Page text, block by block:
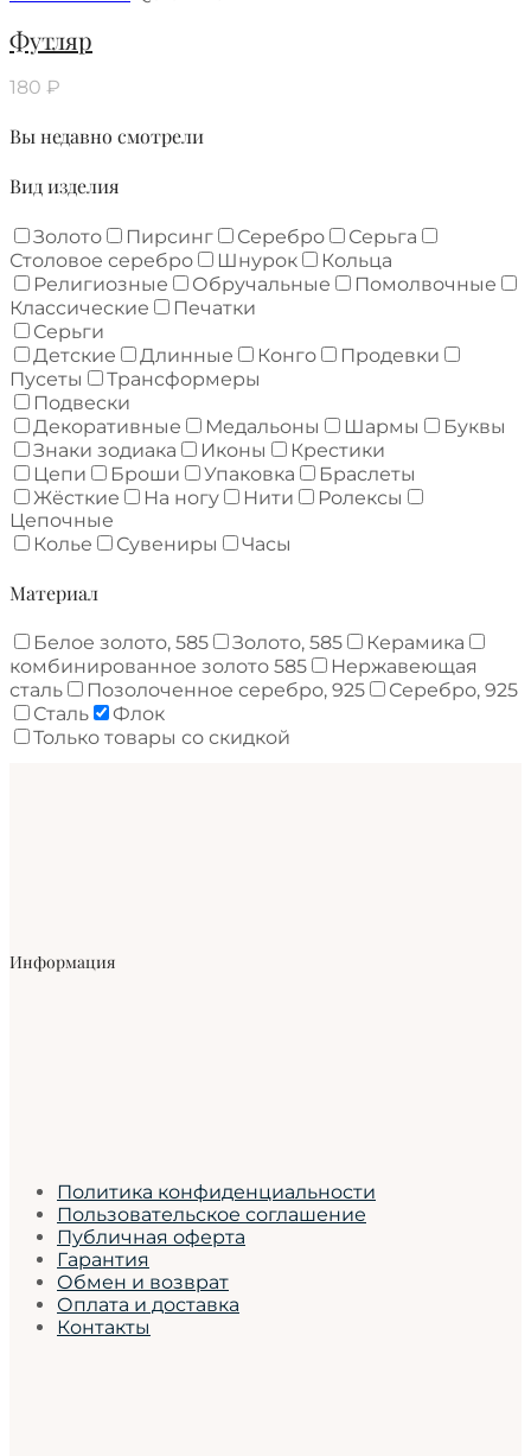
Футляр
180 ₽
Вы недавно смотрели
Вид изделия
Золото Пирсинг Серебро
Серьга
Столовое серебро
Шнурок
Кольца
Религиозные
Обручальные
Помолвочные
Классические
Печатки
Серьги
Детские
Длинные Конго
Продевки
Пусеты
Трансформеры
Подвески
Декоративные
Медальоны Шармы
Буквы
Знаки зодиака
Иконы
Крестики
Цепи
Броши Упаковка
Браслеты
Жёсткие
На ногу Нити
Ролексы
Цепочные
Колье
Сувениры Часы
Материал
Белое золото, 585 Золото, 585
Керамика
комбинированное золото 585
Нержавеющая
сталь
Позолоченное серебро, 925
Серебро, 925
Сталь
Флок
Только товары со скидкой
Информация
Политика конфиденциальности
Пользовательское соглашение
Публичная оферта
Гарантия
Обмен и возврат
Оплата и доставка
Контакты